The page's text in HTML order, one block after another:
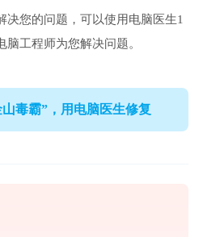
决您的问题，可以使用电脑医生1
工程师为您解决问题。
毒霸”，用电脑医生修复